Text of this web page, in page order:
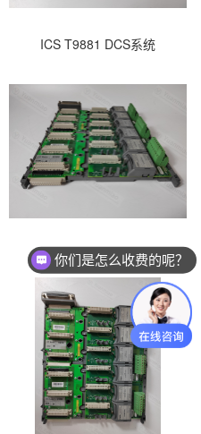
ICS T9881 DCS系统
ICS T9851 DCS系统
你们是怎么收费的呢？